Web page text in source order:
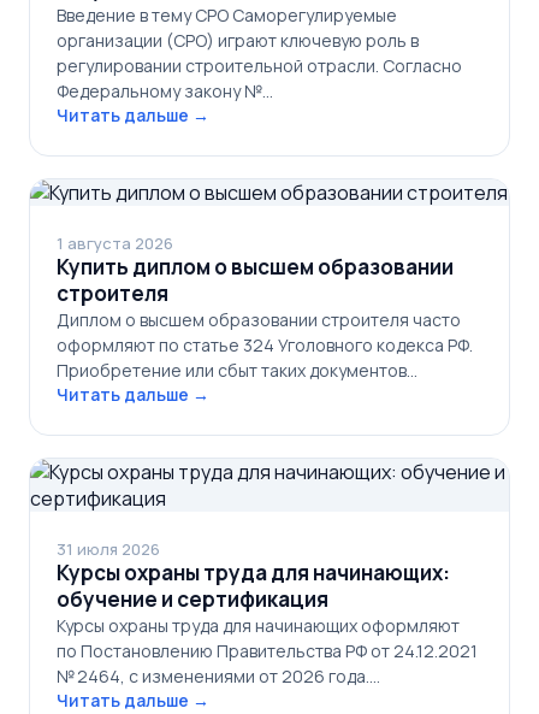
Введение в тему СРО Саморегулируемые
организации (СРО) играют ключевую роль в
регулировании строительной отрасли. Согласно
Федеральному закону №…
Читать дальше →
1 августа 2026
Купить диплом о высшем образовании
строителя
Диплом о высшем образовании строителя часто
оформляют по статье 324 Уголовного кодекса РФ.
Приобретение или сбыт таких документов…
Читать дальше →
31 июля 2026
Курсы охраны труда для начинающих:
обучение и сертификация
Курсы охраны труда для начинающих оформляют
по Постановлению Правительства РФ от 24.12.2021
№ 2464, с изменениями от 2026 года.…
Читать дальше →